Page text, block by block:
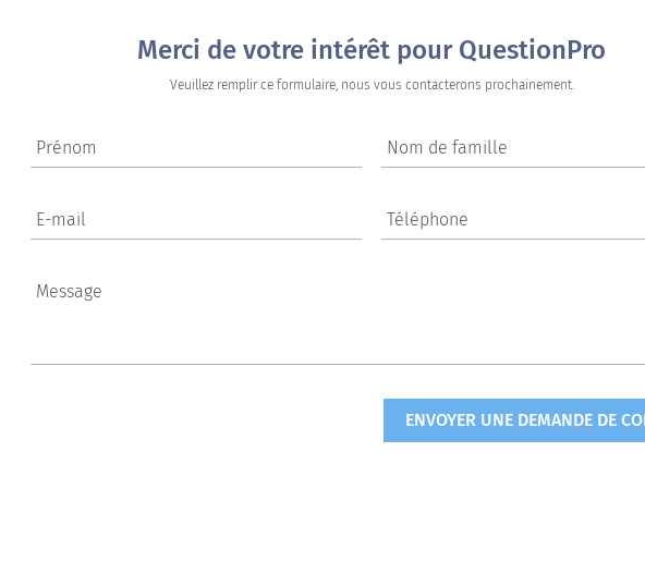
Merci de votre intérêt pour QuestionPro
Veuillez remplir ce formulaire, nous vous contacterons prochainement.
Prénom Nom de famille
E-mail Téléphone
Message
ENVOYER UNE DEMANDE DE